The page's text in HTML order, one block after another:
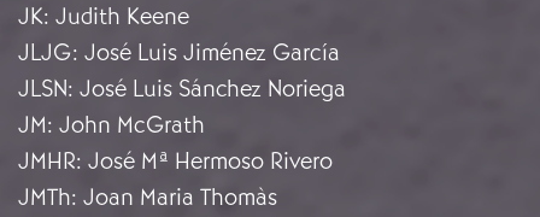
JK: Judith Keene
JLJG: José Luis Jiménez García
JLSN: José Luis Sánchez Noriega
JM: John McGrath
JMHR: José Mª Hermoso Rivero
JMTh: Joan Maria Thomàs